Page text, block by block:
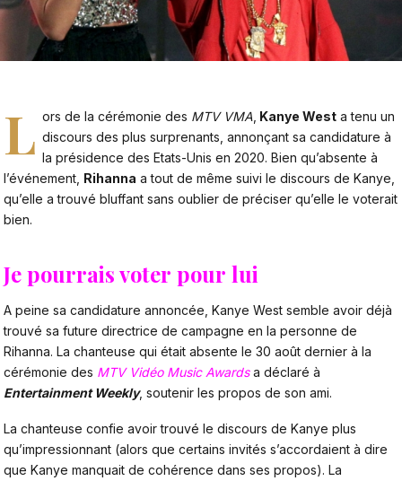
L ors de la cérémonie des MTV VMA Kanye West a tenu un
discours des plus surprenants, annonçant sa candidature à
la présidence des Etats-Unis en 2020. Bien qu’absente à
l’événement, Rihanna a tout de même suivi le discours de Kanye,
qu’elle a trouvé bluffant sans oublier de préciser qu’elle le voterait
bien.
Je pourrais voter pour lui
A peine sa candidature annoncée, Kanye West semble avoir déjà
trouvé sa future directrice de campagne en la personne de
Rihanna. La chanteuse qui était absente le 30 août dernier à la
cérémonie des MTV Vidéo Music Awardsa déclaré à
Entertainment Weekly, soutenir les propos de son ami.
La chanteuse confie avoir trouvé le discours de Kanye plus
qu’impressionnant (alors que certains invités s’accordaient à dire
que Kanye manquait de cohérence dans ses propos). La